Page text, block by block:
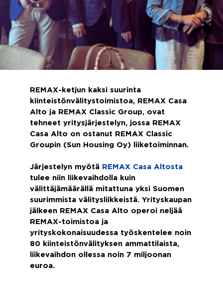
REMAX-ketjun kaksi suurinta
kiinteistönvälitystoimistoa, REMAX Casa
Alto ja REMAX Classic Group, ovat
tehneet yritysjärjestelyn, jossa REMAX
Casa Alto on ostanut REMAX Classic
Groupin (Sun Housing Oy) liiketoiminnan.
Järjestelyn myötä
REMAX Casa Altosta
tulee niin liikevaihdolla kuin
välittäjämäärällä mitattuna yksi Suomen
suurimmista välitysliikkeistä. Yrityskaupan
jälkeen REMAX Casa Alto operoi neljää
REMAX-toimistoa ja
yrityskokonaisuudessa työskentelee noin
80 kiinteistönvälityksen ammattilaista,
liikevaihdon ollessa noin 7 miljoonan
euroa.